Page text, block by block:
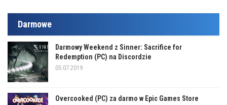
Darmowe
Darmowy Weekend z Sinner: Sacrifice for
Redemption (PC) na Discordzie
05.07.2019
Overcooked (PC) za darmo w Epic Games Store